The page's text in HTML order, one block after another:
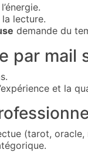
lecture.
demande du
par mail
et la
(tarot, oracle,